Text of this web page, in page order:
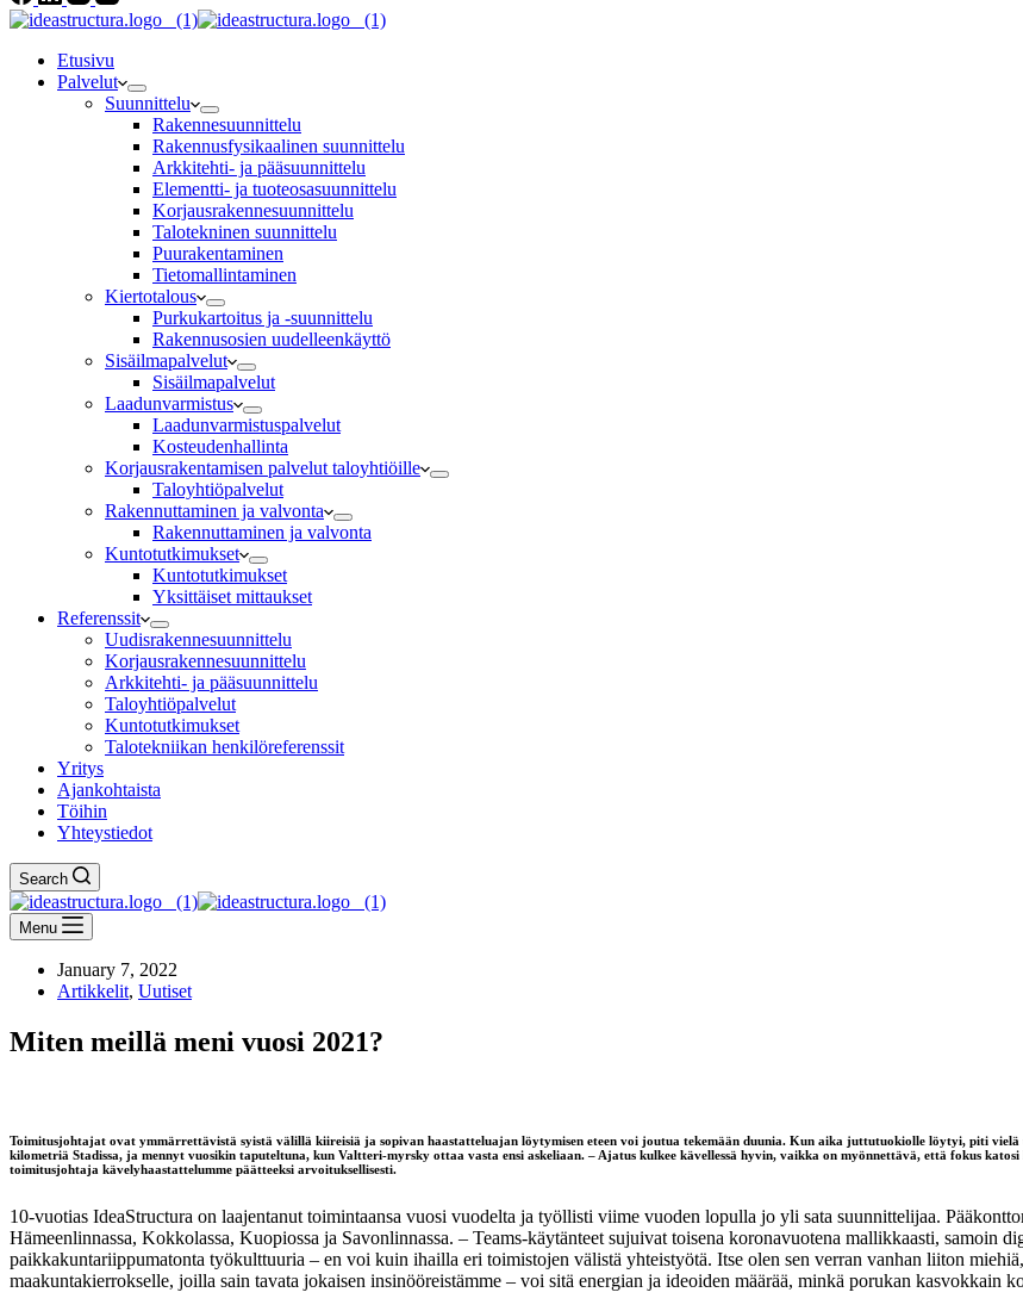
Etusivu
Palvelut
Suunnittelu
Rakennesuunnittelu
Rakennusfysikaalinen suunnittelu
Arkkitehti- ja pääsuunnittelu
Elementti- ja tuoteosasuunnittelu
Korjausrakennesuunnittelu
Talotekninen suunnittelu
Puurakentaminen
Tietomallintaminen
Kiertotalous
Purkukartoitus ja -suunnittelu
Rakennusosien uudelleenkäyttö
Sisäilmapalvelut
Sisäilmapalvelut
Laadunvarmistus
Laadunvarmistuspalvelut
Kosteudenhallinta
Korjausrakentamisen palvelut taloyhtiöille
Taloyhtiöpalvelut
Rakennuttaminen ja valvonta
Rakennuttaminen ja valvonta
Kuntotutkimukset
Kuntotutkimukset
Yksittäiset mittaukset
Referenssit
Uudisrakennesuunnittelu
Korjausrakennesuunnittelu
Arkkitehti- ja pääsuunnittelu
Taloyhtiöpalvelut
Kuntotutkimukset
Talotekniikan henkilöreferenssit
Yritys
Ajankohtaista
Töihin
Yhteystiedot
Search
Menu
January 7, 2022
Artikkelit, Uutiset
Miten meillä meni vuosi 2021?
Toimitusjohtajat ovat ymmärrettävistä syistä välillä kiireisiä ja sopivan haastatteluajan löytymisen eteen voi joutua tekemään duunia. Kun aika juttutuokiolle löytyi, piti
kilometriä Stadissa, ja mennyt vuosikin taputeltuna, kun Valtteri-myrsky ottaa vasta ensi askeliaan. – Ajatus kulkee kävellessä hyvin, vaikka on myönnettävä, että fokus
toimitusjohtaja kävelyhaastattelumme päätteeksi arvoituksellisesti.
10-vuotias IdeaStructura on laajentanut toimintaansa vuosi vuodelta ja työllisti viime vuoden lopulla jo yli sata suunnittelijaa.
Hämeenlinnassa, Kokkolassa, Kuopiossa ja Savonlinnassa. – Teams-käytänteet sujuivat toisena koronavuotena mallikkaasti, samoin
paikkakuntariippumatonta työkulttuuria – en voi kuin ihailla eri toimistojen välistä yhteistyötä. Itse olen sen verran vanhan liiton
maakuntakierrokselle, joilla sain tavata jokaisen insinööreistämme – voi sitä energian ja ideoiden määrää, minkä porukan kasvokkain